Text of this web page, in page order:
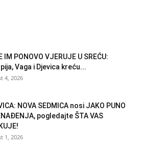
IM PONOVO VJERUJE U SREĆU:
Vaga i Djevica kreću...
4, 2026
NOVA SEDMICA nosi JAKO PUNO
pogledajte ŠTA VAS
1, 2026